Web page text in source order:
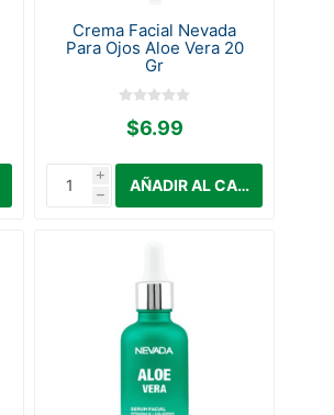
Crema Facial Nevada
Para Ojos Aloe Vera 20
Gr
$6.99
i
h